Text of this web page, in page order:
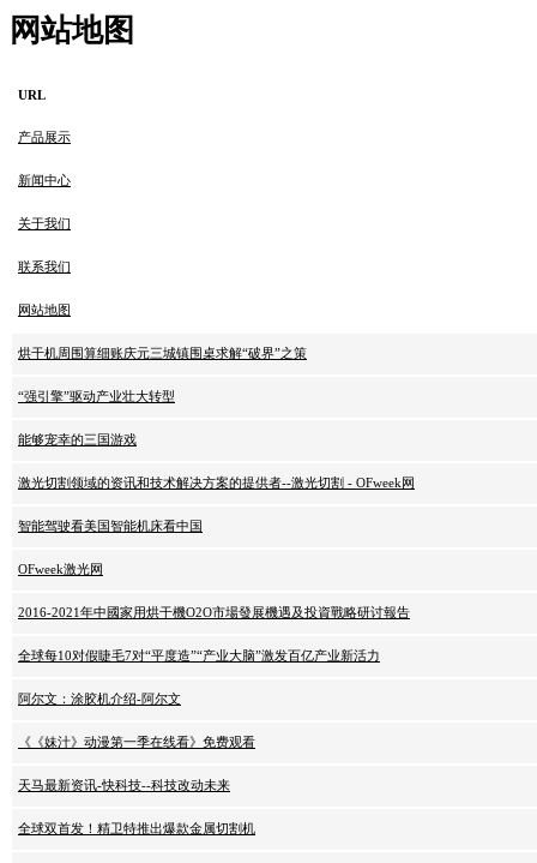
网站地图
URL
产品展示
新闻中心
关于我们
联系我们
网站地图
烘干机周围算细账庆元三城镇围桌求解“破界”之策
“强引擎”驱动产业壮大转型
能够宠幸的三国游戏
激光切割领域的资讯和技术解决方案的提供者--激光切割 - OFweek网
智能驾驶看美国智能机床看中国
OFweek激光网
2016-2021年中國家用烘干機O2O市場發展機遇及投資戰略研讨報告
全球每10对假睫毛7对“平度造”“产业大脑”激发百亿产业新活力
阿尔文：涂胶机介绍-阿尔文
《《妹汁》动漫第一季在线看》免费观看
天马最新资讯-快科技--科技改动未来
全球双首发！精卫特推出爆款金属切割机